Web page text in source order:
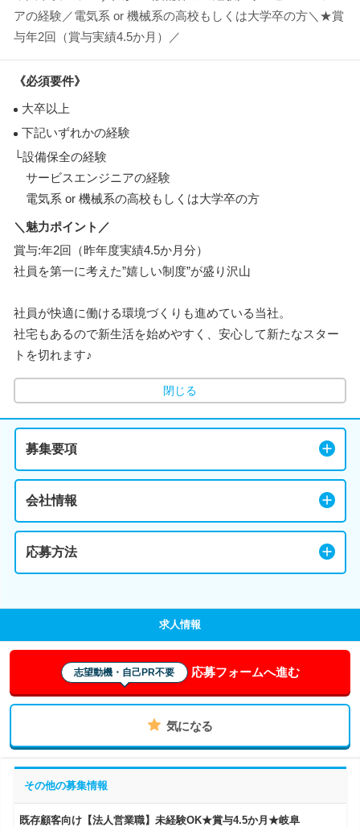
アの経験／電気系 or 機械系の高校もしくは大学卒の方＼★賞
与年2回（賞与実績4.5か月）／
《必須要件》
大卒以上
下記いずれかの経験
└設備保全の経験
サービスエンジニアの経験
電気系 or 機械系の高校もしくは大学卒の方
＼魅力ポイント／
賞与:年2回（昨年度実績4.5か月分）
社員を第一に考えた”嬉しい制度”が盛り沢山
社員が快適に働ける環境づくりも進めている当社。
社宅もあるので新生活を始めやすく、安心して新たなスター
トを切れます♪
閉じる
募集要項
会社情報
応募方法
求人情報
志望動機・自己PR不要 応募フォームへ進む
気になる
その他の募集情報
既存顧客向け【法人営業職】未経験OK★賞与4.5か月★岐阜